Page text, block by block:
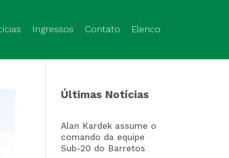
Ingressos Contato Elenco
Últimas Notícias
Alan Kardek assume o
comando da equipe
Sub-20 do Barretos